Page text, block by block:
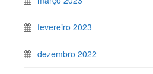
fevereiro 2023
dezembro 2022